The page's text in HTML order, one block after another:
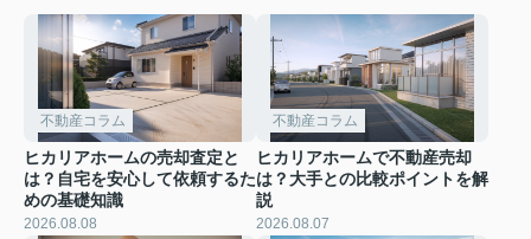
不動産コラム
ヒカリアホームの売却査定と
は？自宅を安心して依頼するた
めの基礎知識
2026.08.08
不動産コラム
ヒカリアホームで不動産売却
は？大手との比較ポイントを解
説
2026.08.07